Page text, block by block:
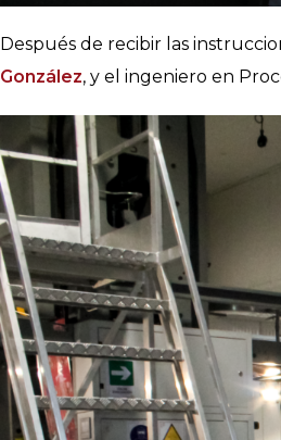
Después de recibir las
González, y el ingeniero en